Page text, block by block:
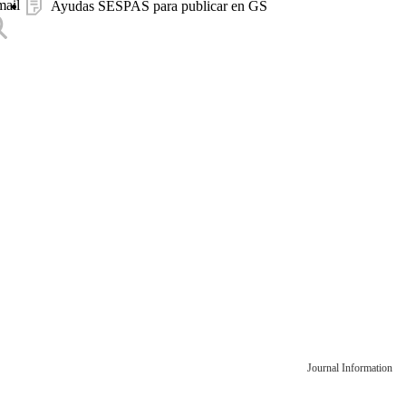
Ayudas SESPAS para publicar en GS
Journal Information